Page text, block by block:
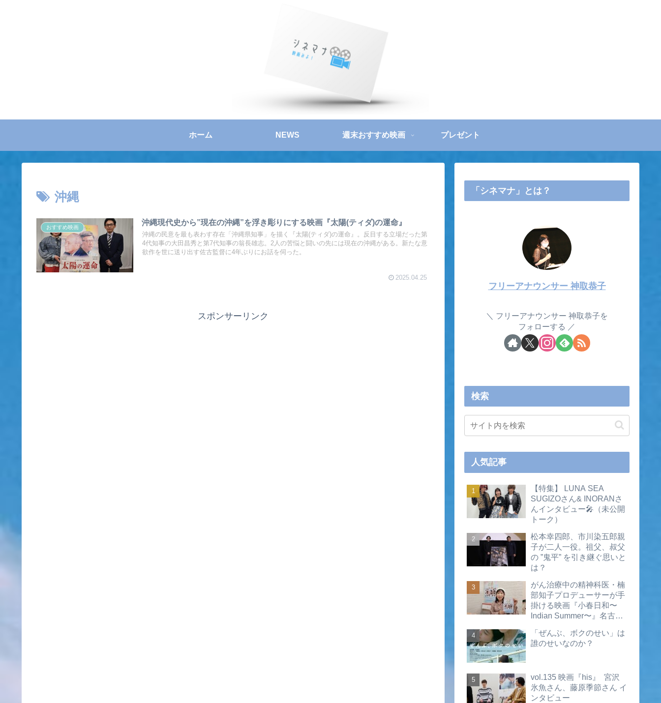
ホーム NEWS 週末おすすめ映画 プレゼント
沖縄
おすすめ映画
沖縄現代史から”現在の沖縄”を浮き彫りにする映画『太陽(ティダ)の運命』
沖縄の民意を最も表わす存在「沖縄県知事」を描く『太陽(ティダ)の運命』。反目する立場だった第
4代知事の大田昌秀と第7代知事の翁長雄志。2人の苦悩と闘いの先には現在の沖縄がある。新たな意
欲作を世に送り出す佐古監督に4年ぶりにお話を伺った。
2025.04.25
スポンサーリンク
「シネマナ」とは？
フリーアナウンサー 神取恭子
フリーアナウンサー 神取恭子を
フォローする
検索
人気記事
【特集】 LUNA SEA
SUGIZOさん& INORANさ
んインタビュー🎤（未公開
トーク）
松本幸四郎、市川染五郎親
子が二人一役。祖父、叔父
の ”鬼平” を引き継ぐ思いと
は？
がん治療中の精神科医・楠
部知子プロデューサーが手
掛ける映画『小春日和〜
Indian Summer〜』名古屋
画あり）
「ぜんぶ、ボクのせい」は
誰のせいなのか？
vol.135 映画『his』 宮沢
氷魚さん、藤原季節さん イ
ンタビュー